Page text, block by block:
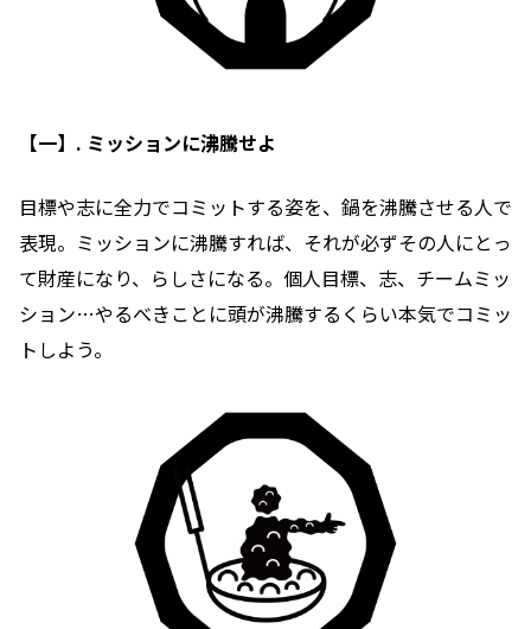
【一】. ミッションに沸騰せよ
目標や志に全力でコミットする姿を、鍋を沸騰させる人で
表現。ミッションに沸騰すれば、それが必ずその人にとっ
て財産になり、らしさになる。個人目標、志、チームミッ
ション…やるべきことに頭が沸騰するくらい本気でコミッ
トしよう。